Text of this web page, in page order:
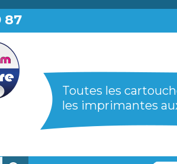
87
Toutes les
les imprimantes